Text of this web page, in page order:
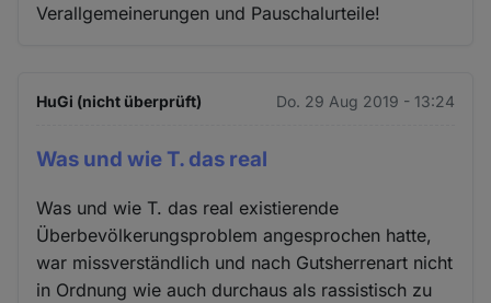
Verallgemeinerungen und Pauschalurteile!
HuGi (nicht überprüft) Do. 29 Aug 2019 - 13:24
Was und wie T. das real
Was und wie T. das real existierende
Überbevölkerungsproblem angesprochen hatte,
war missverständlich und nach Gutsherrenart nicht
in Ordnung wie auch durchaus als rassistisch zu